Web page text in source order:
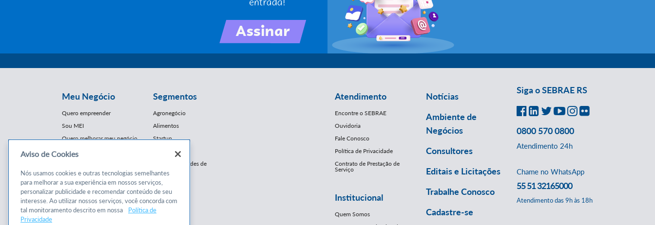
Meu Negócio
Quero empreender
Sou MEI
Quero melhorar meu negócio
Conteúdos
Cursos
Consultorias
Segmentos
Agronegócio
Alimentos
Startup
E-Commerce
Franquias / Redes de
Cooperação
Moda
Moveleiro
Saúde
Atendimento
Encontre o SEBRAE
Ouvidoria
Fale Conosco
Política de Privacidade
Contrato de Prestação de
Serviço
Institucional
Quem Somos
Notícias
Ambiente de
Negócios
Consultores
Editais e Licitações
Trabalhe Conosco
Cadastre-se
Siga o SEBRAE RS
0800 570 0800
Atendimento 24h
Chame no WhatsApp
55 51 32165000
Atendimento das 9h às 18h
Aviso de Cookies
Nós usamos cookies e outras tecnologias semelhantes
para melhorar a sua experiência em nossos serviços,
personalizar publicidade e recomendar conteúdo de seu
interesse. Ao utilizar nossos serviços, você concorda com
tal monitoramento descrito em nossa
Política de
Privacidade